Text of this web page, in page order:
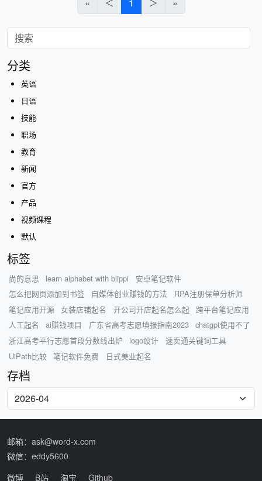
« ＜ 1 ＞ »
分类
英语
日语
技能
职场
教育
新闻
官方
产品
视频课程
默认
标签
尚的意思 learn alphabet with blippi
安卓笔记软件
怎么把网页添加到书签
自媒体创业赚钱的方法
RPA注册保单分析师
笔记应用开源
女装店铺起名 开公司开店起名怎么起
跨平台笔记应用
人工起名
ai赚钱项目 广东省高考志愿填报指南2023
chatgpt使用不了
浙江高考平行志愿首段分数线出炉
logo设计
速卖通关键词工具
UiPath比较
笔记软件免费 日式美业起名
存档
邮箱：ask@word-x.com
微信：eddy5600
微博
B站 淘宝 Github